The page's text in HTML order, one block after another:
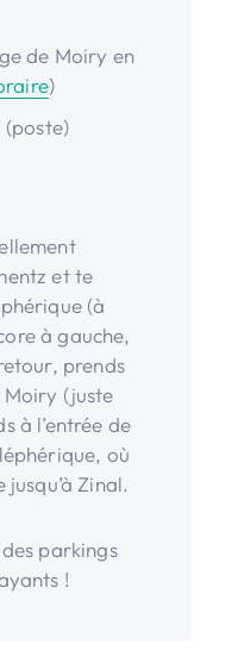
de Moiry en
)
(poste)
et te
(à
à gauche,
prends
Moiry (juste
à l’entrée de
où
Zinal.
parkings
!